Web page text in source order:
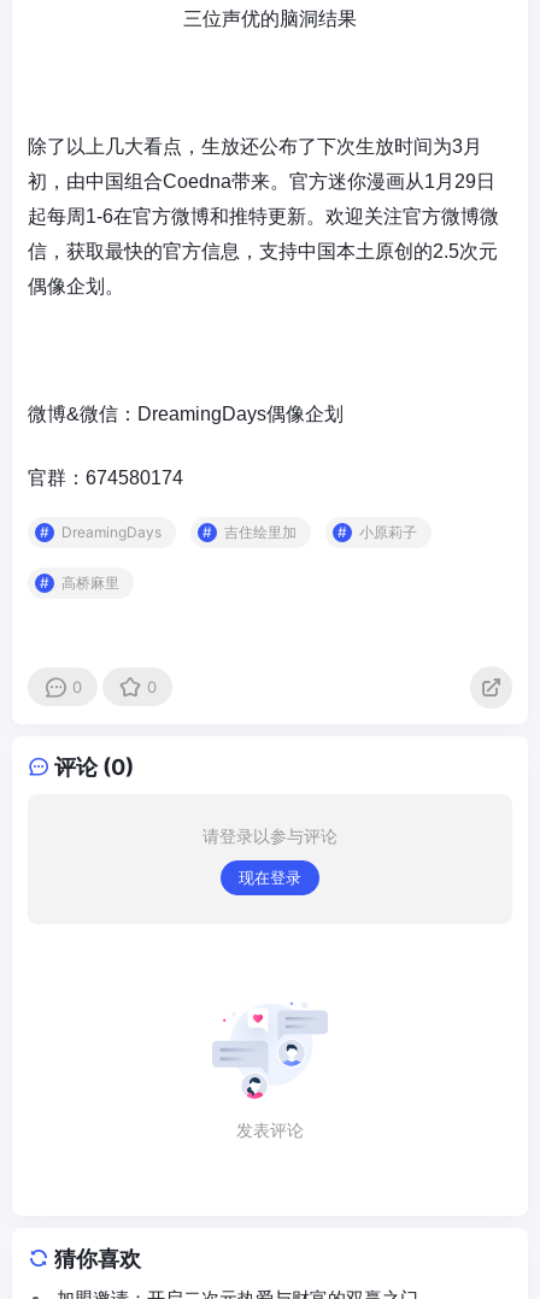
三位声优的脑洞结果
除了以上几大看点，生放还公布了下次生放时间为3月
初，由中国组合Coedna带来。官方迷你漫画从1月29日
起每周1-6在官方微博和推特更新。欢迎关注官方微博微
信，获取最快的官方信息，支持中国本土原创的2.5次元
偶像企划。
微博&微信： DreamingDays偶像企划
官群：674580174
DreamingDays 吉住绘里加 小原莉子
高桥麻里
0 0
评论 (0)
请登录以参与评论
现在登录
发表评论
猜你喜欢